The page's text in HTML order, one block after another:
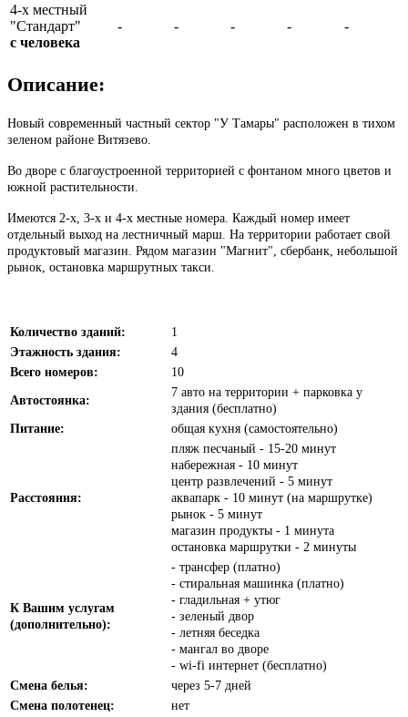
4-х местный
"Стандарт"
с человека
- - - - -
Описание:
Новый современный частный сектор "У Тамары" расположен в тихом
зеленом районе Витязево.
Во дворе с благоустроенной территорией с фонтаном много цветов и
южной растительности.
Имеются 2-х, 3-х и 4-х местные номера. Каждый номер имеет
отдельный выход на лестничный марш. На территории работает свой
продуктовый магазин. Рядом магазин "Магнит", сбербанк, небольшой
рынок, остановка маршрутных такси.
Количество зданий:
1
Этажность здания:
4
Всего номеров:
10
Автостоянка:
7 авто на территории + парковка у
здания (бесплатно)
Питание:
общая кухня (самостоятельно)
Расстояния:
пляж песчаный - 15-20 минут
набережная - 10 минут
центр развлечений - 5 минут
аквапарк - 10 минут (на маршрутке)
рынок - 5 минут
магазин продукты - 1 минута
остановка маршрутки - 2 минуты
К Вашим услугам
(дополнительно):
- трансфер (платно)
- стиральная машинка (платно)
- гладильная + утюг
- зеленый двор
- летняя беседка
- мангал во дворе
- wi-fi интернет (бесплатно)
Смена белья:
через 5-7 дней
Смена полотенец:
нет